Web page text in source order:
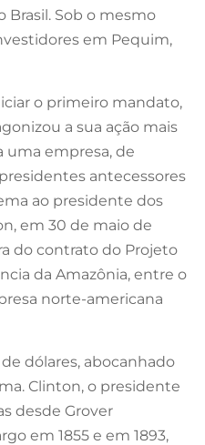
Brasil. Sob o mesmo
em Pequim,
o primeiro mandato,
a sua ação mais
uma empresa, de
antecessores
ao presidente dos
em 30 de maio de
do contrato do Projeto
da Amazônia, entre o
norte-americana
dólares, abocanhado
Clinton, o presidente
desde Grover
em 1855 e em 1893,